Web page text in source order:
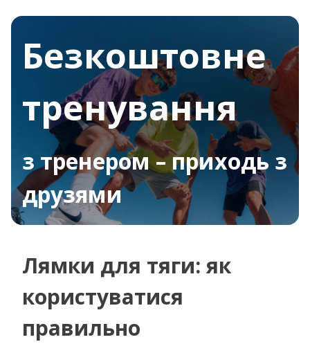
Безкоштовне
тренування
з тренером – приходь з
друзями
Лямки для тяги: як
користуватися
правильно